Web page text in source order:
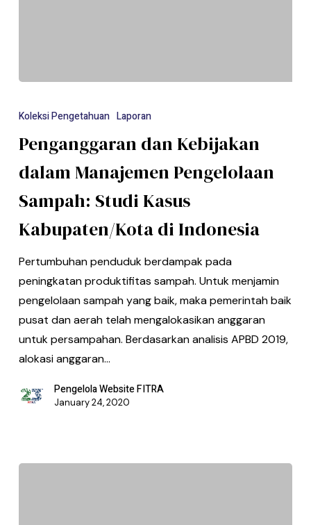
Koleksi Pengetahuan Laporan
Penganggaran dan Kebijakan
dalam Manajemen Pengelolaan
Sampah: Studi Kasus
Kabupaten/Kota di Indonesia
Pertumbuhan penduduk berdampak pada
peningkatan produktifitas sampah. Untuk menjamin
pengelolaan sampah yang baik, maka pemerintah baik
pusat dan aerah telah mengalokasikan anggaran
untuk persampahan. Berdasarkan analisis APBD 2019,
alokasi anggaran…
Pengelola Website FITRA
January 24, 2020